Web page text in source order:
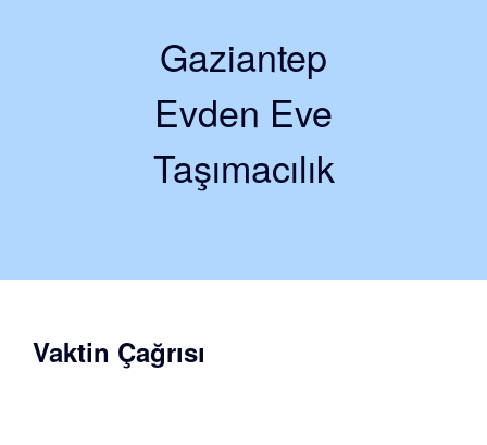
Gaziantep
Evden Eve
Taşımacılık
Vaktin Çağrısı